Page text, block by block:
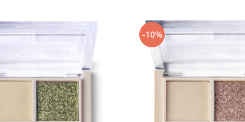
-10%